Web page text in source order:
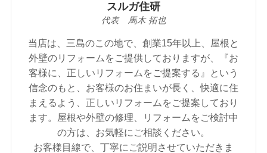
スルガ住研
代表 馬木 拓也
当店は、三島のこの地で、創業15年以上、屋根と
外壁のリフォームをご提供しておりますが、『お
客様に、正しいリフォームをご提案する』という
信念のもと、お客様のお住まいが⾧く、快適に住
まえるよう、正しいリフォームをご提案しており
ます。屋根や外壁の修理、リフォームをご検討中
の方は、お気軽にご相談ください。
お客様目線で、丁寧にご説明させていただきま